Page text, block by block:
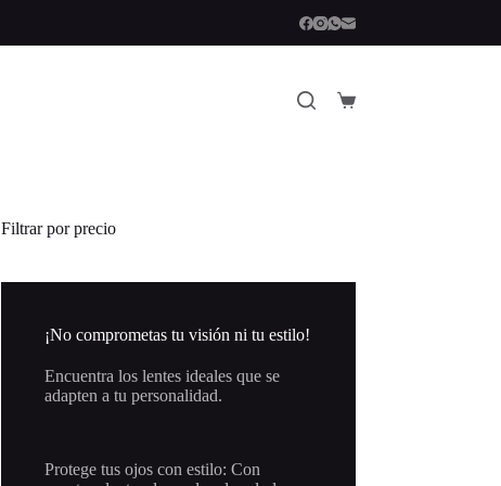
Carro
Filtrar por precio
¡No comprometas tu visión ni tu estilo!
Encuentra los lentes ideales que se
adapten a tu personalidad.
Protege tus ojos con estilo: Con